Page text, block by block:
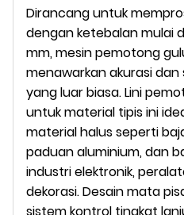
Dirancang untuk
dengan ketebalan mulai
mm, mesin pemotong
menawarkan akurasi
yang luar biasa. Lini
untuk material tipis ini
material halus seperti
paduan aluminium, dan
industri elektronik,
dekorasi. Desain mata